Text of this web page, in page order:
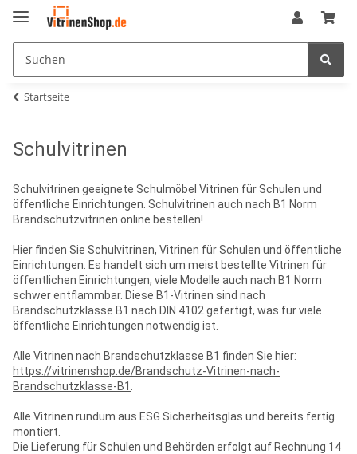
Startseite
Schulvitrinen
Schulvitrinen geeignete Schulmöbel Vitrinen für Schulen und
öffentliche Einrichtungen. Schulvitrinen auch nach B1 Norm
Brandschutzvitrinen online bestellen!
Hier finden Sie Schulvitrinen, Vitrinen für Schulen und öffentliche
Einrichtungen. Es handelt sich um meist bestellte Vitrinen für
öffentlichen Einrichtungen, viele Modelle auch nach B1 Norm
schwer entflammbar. Diese B1-Vitrinen sind nach
Brandschutzklasse B1 nach DIN 4102 gefertigt, was für viele
öffentliche Einrichtungen notwendig ist.
Alle Vitrinen nach Brandschutzklasse B1 finden Sie hier:
https://vitrinenshop.de/Brandschutz-Vitrinen-nach-
Brandschutzklasse-B1
Alle Vitrinen rundum aus ESG Sicherheitsglas und bereits fertig
montiert.
Die Lieferung für Schulen und Behörden erfolgt auf Rechnung 14